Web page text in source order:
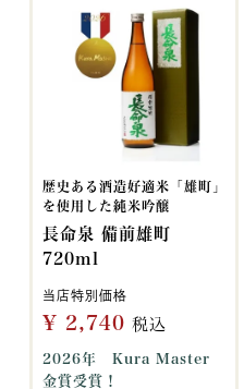
歴史ある酒造好適米「雄町」
を使用した純米吟醸
長命泉 備前雄町
720ml
当店特別価格
¥ 2,740 税込
2026年 Kura Master
金賞受賞！